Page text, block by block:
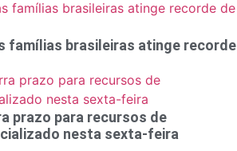
famílias brasileiras atinge recorde
prazo para recursos de
nesta sexta-feira